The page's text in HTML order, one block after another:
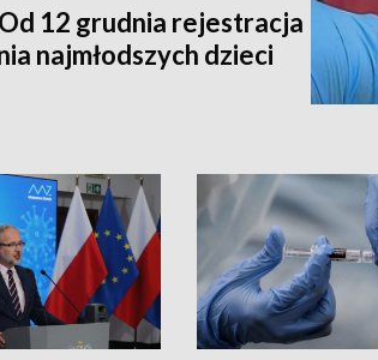
12 grudnia rejestracja
najmłodszych dzieci